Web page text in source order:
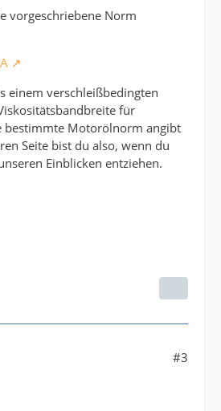
vorgeschriebene Norm
einem verschleißbedingten
für
bestimmte Motorölnorm angibt
Seite bist du also, wenn du
Einblicken entziehen.
#3